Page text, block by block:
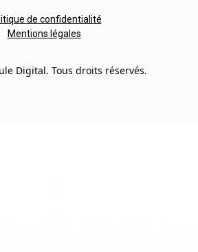
de confidentialité
Mentions légales
Digital. Tous droits réservés.